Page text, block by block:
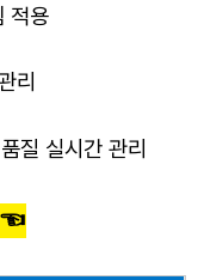
적용
리
질 실시간 관리
☜